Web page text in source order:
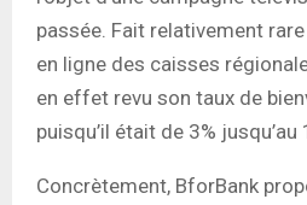
passée. Fait relativement
en ligne des caisses
en effet revu son taux de
puisqu’il était de 3%
Concrètement, BforBank